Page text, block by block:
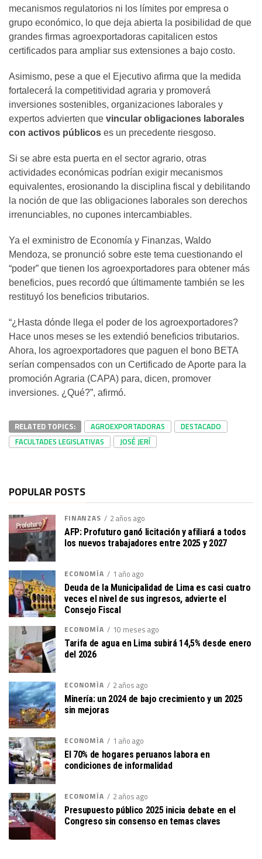
mecanismos regulatorios ni los límites por empresa o
grupo económico, lo que deja abierta la posibilidad de que
grandes firmas agroexportadoras capitalicen estos
certificados para ampliar sus extensiones a bajo costo.
Asimismo, pese a que el Ejecutivo afirma que la medida
fortalecerá la competitividad agraria y promoverá
inversiones sostenibles, organizaciones laborales y
expertos advierten que vincular obligaciones laborales
con activos públicos es un precedente riesgoso.
Si se abre esta puerta en el sector agrario, otras
actividades económicas podrían exigir mecanismos
equivalentes, erosionando la disciplina fiscal y debilitando
la noción de que las obligaciones laborales son derechos
irrenunciables, no cupones intercambiables.
Ya el exministro de Economía y Finanzas, Waldo
Mendoza, se pronunció sobre este tema cuestionando el
“poder” que tienen los agroexportadores para obtener más
beneficios, pues recordó que últimamente también se les
restituyó los beneficios tributarios.
“¿Hasta dónde llega el poder de los agroexportadores?
Hace unos meses se les extendió beneficios tributarios.
Ahora, los agroexportadores que paguen el bono BETA
serían compensados con un Certificado de Aporte para la
promoción Agraria (CAPA) para, dicen, promover
inversiones. ¿Qué?”, afirmó.
RELATED TOPICS: AGROEXPORTADORAS
DESTACADO
FACULTADES LEGISLATIVAS
JOSÉ JERÍ
POPULAR POSTS
FINANZAS 2 años ago
AFP: Profuturo ganó licitación y afiliará a todos
los nuevos trabajadores entre 2025 y 2027
ECONOMÍA 1 año ago
Deuda de la Municipalidad de Lima es casi cuatro
veces el nivel de sus ingresos, advierte el
Consejo Fiscal
ECONOMÍA
10 meses ago
Tarifa de agua en Lima subirá 14,5% desde enero
del 2026
ECONOMÍA 2 años ago
Minería: un 2024 de bajo crecimiento y un 2025
sin mejoras
ECONOMÍA 1 año ago
El 70% de hogares peruanos labora en
condiciones de informalidad
ECONOMÍA 2 años ago
Presupuesto público 2025 inicia debate en el
Congreso sin consenso en temas claves